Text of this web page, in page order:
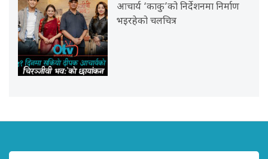
आचार्य ‘काकु’को निर्देशनमा निर्माण
भइरहेको चलचित्र